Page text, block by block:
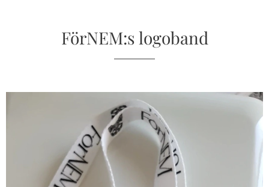
FörNEM:s logoband